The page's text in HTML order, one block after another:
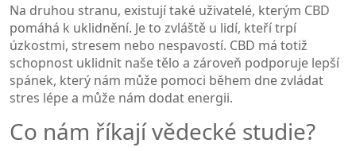
Na druhou stranu, existují také uživatelé, kterým CBD
pomáhá k uklidnění. Je to zvláště u lidí, kteří trpí
úzkostmi, stresem nebo nespavostí. CBD má totiž
schopnost uklidnit naše tělo a zároveň podporuje lepší
spánek, který nám může pomoci během dne zvládat
stres lépe a může nám dodat energii.
Co nám říkají vědecké studie?